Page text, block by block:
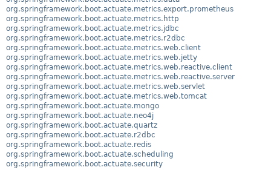
org.springframework.boot.actuate.metrics.export.prometheus
org.springframework.boot.actuate.metrics.http
org.springframework.boot.actuate.metrics.jdbc
org.springframework.boot.actuate.metrics.r2dbc
org.springframework.boot.actuate.metrics.web.client
org.springframework.boot.actuate.metrics.web.jetty
org.springframework.boot.actuate.metrics.web.reactive.client
org.springframework.boot.actuate.metrics.web.reactive.server
org.springframework.boot.actuate.metrics.web.servlet
org.springframework.boot.actuate.metrics.web.tomcat
org.springframework.boot.actuate.mongo
org.springframework.boot.actuate.neo4j
org.springframework.boot.actuate.quartz
org.springframework.boot.actuate.r2dbc
org.springframework.boot.actuate.redis
org.springframework.boot.actuate.scheduling
org.springframework.boot.actuate.security